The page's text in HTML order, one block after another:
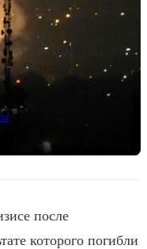
после
которого погибли